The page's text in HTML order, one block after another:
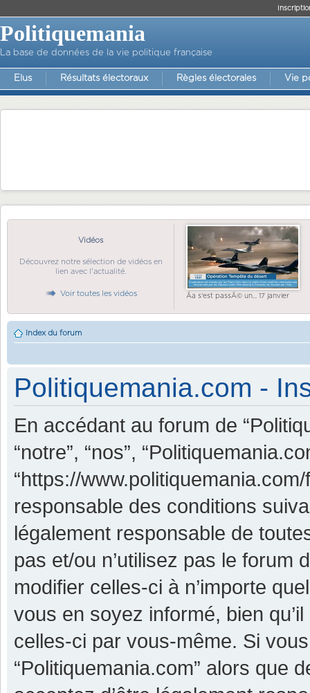
Politiquemania
La base de données de la vie politique française
Elus Résultats électoraux Règles électorales Vie
Vidéos
Découvrez notre sélection de vidéos en
lien avec l'actualité.
Voir toutes les vidéos Ãa s'est passÃ© un... 17 janvier
Index du forum
Politiquemania.com -
En accédant au forum de
“notre”, “nos”,
“https://
responsable des conditions
légalement responsable de
pas et/ou n’utilisez pas le forum
modifier celles-ci à n’importe
vous en soyez informé, bien
celles-ci par vous-même. Si
“Politiquemania.com” alors que